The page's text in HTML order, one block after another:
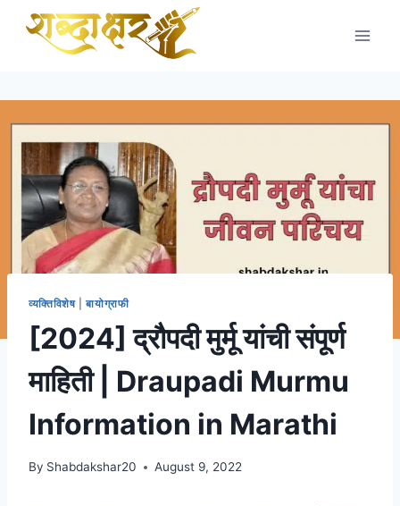
व्यक्तिविशेष|बायोग्राफी
[2024] द्रौपदी मुर्मू यांची संपूर्ण
माहिती | Draupadi Murmu
Information in Marathi
By Shabdakshar20 August 9, 2022